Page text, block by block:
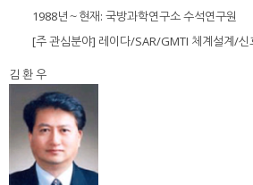
1988년～현재: 국방과학연구소 수석연구원
[주 관심분야] 레이다/SAR/GMTI 체계설계/신
김 환 우